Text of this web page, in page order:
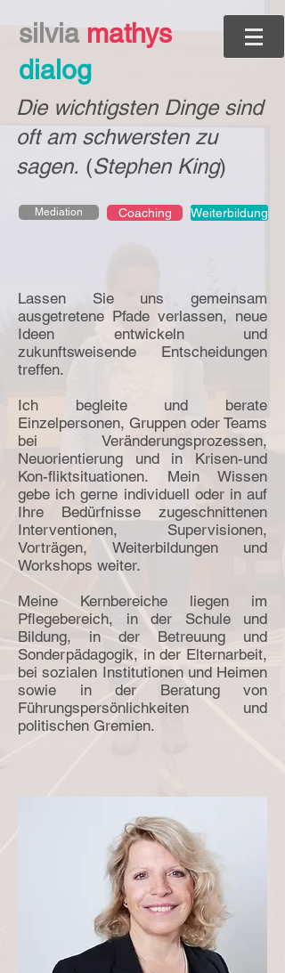
silvia mathys
dialog
Die wichtigsten Dinge sind
oft am schwersten zu
sagen. (Stephen King)
Mediation Coaching Weiterbildung
Lassen Sie uns gemeinsam
ausgetretene Pfade verlassen, neue
Ideen entwickeln und
zukunftsweisende Entscheidungen
treffen.
Ich begleite und berate
Einzelpersonen, Gruppen oder Teams
bei Veränderungsprozessen,
Neuorientierung und in Krisen-und
Kon-fliktsituationen. Mein Wissen
gebe ich gerne individuell oder in auf
Ihre Bedürfnisse zugeschnittenen
Interventionen, Supervisionen,
Vorträgen, Weiterbildungen und
Workshops weiter.
Meine Kernbereiche liegen im
Pflegebereich, in der Schule und
Bildung, in der Betreuung und
Sonderpädagogik, in der Elternarbeit,
bei sozialen Institutionen und Heimen
sowie in der Beratung von
Führungspersönlichkeiten und
politischen Gremien.